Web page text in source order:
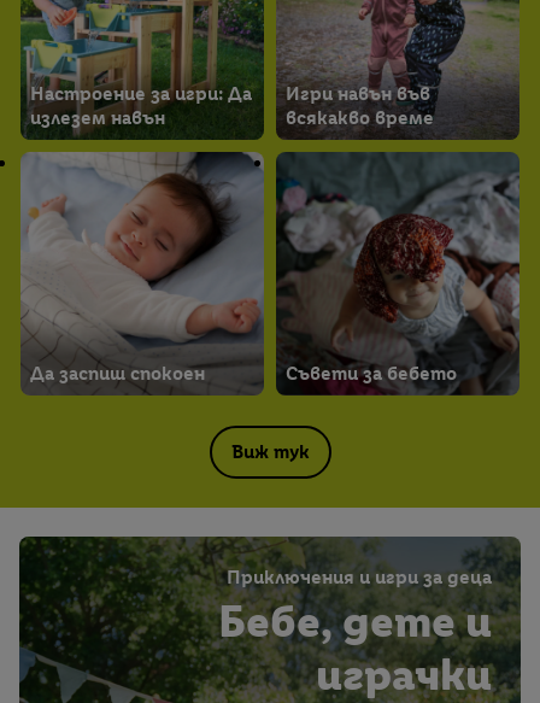
Настроение за игри: Да
излезем навън
Игри навън във
всякакво време
Да заспиш спокоен Съвети за бебето
Виж тук
Приключения и игри за деца
Бебе, дете и
играчки